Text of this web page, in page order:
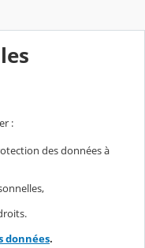
:
des données à
données.